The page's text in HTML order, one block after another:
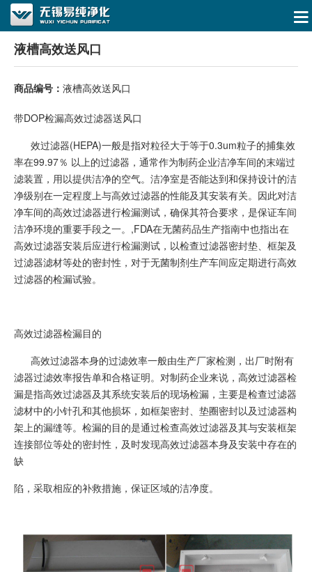
液槽高效送风口
商品编号： 液槽高效送风口
带DOP检漏高效过滤器送风口
效过滤器(HEPA)一般是指对粒径大于等于0.3um粒子的捕集效
率在99.97％ 以上的过滤器，通常作为制药企业洁净车间的末端过
滤装置，用以提供洁净的空气。洁净室是否能达到和保持设计的洁
净级别在一定程度上与高效过滤器的性能及其安装有关。因此对洁
净车间的高效过滤器进行检漏测试，确保其符合要求，是保证车间
洁净环境的重要手段之一。,FDA在无菌药品生产指南中也指出在
高效过滤器安装后应进行检漏测试，以检查过滤器密封垫、框架及
过滤器滤材等处的密封性，对于无菌制剂生产车间应定期进行高效
过滤器的检漏试验。
高效过滤器检漏目的
高效过滤器本身的过滤效率一般由生产厂家检测，出厂时附有
滤器过滤效率报告单和合格证明。对制药企业来说，高效过滤器检
漏是指高效过滤器及其系统安装后的现场检漏，主要是检查过滤器
滤材中的小针孔和其他损坏，如框架密封、垫圈密封以及过滤器构
架上的漏缝等。检漏的目的是通过检查高效过滤器及其与安装框架
连接部位等处的密封性，及时发现高效过滤器本身及安装中存在的
缺
陷，采取相应的补救措施，保证区域的洁净度。